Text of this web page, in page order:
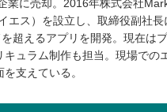
業に売却。2016年株式会社
エス）を設立し、取締役副社長
超えるアプリを開発。現在は
キュラム制作も担当。現場での
支えている。